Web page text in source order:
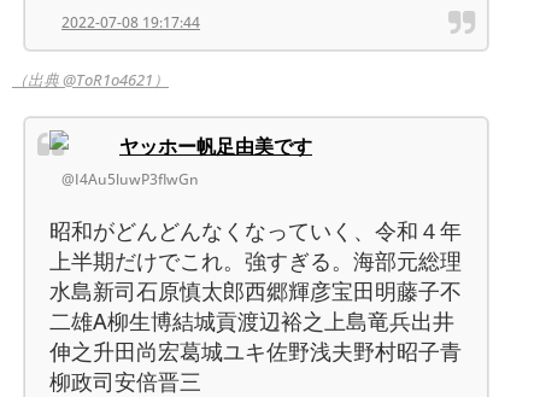
2022-07-08 19:17:44
（出典 @ToR1o4621）
ヤッホー帆足由美です
@I4Au5luwP3flwGn
昭和がどんどんなくなっていく、令和４年
上半期だけでこれ。強すぎる。海部元総理
水島新司石原慎太郎西郷輝彦宝田明藤子不
二雄A柳生博結城貢渡辺裕之上島竜兵出井
伸之升田尚宏葛城ユキ佐野浅夫野村昭子青
柳政司安倍晋三